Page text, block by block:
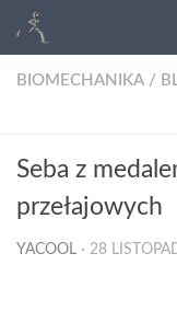
BIOMECHANIKA /
Seba z
przełajowych
YACOOL · 28